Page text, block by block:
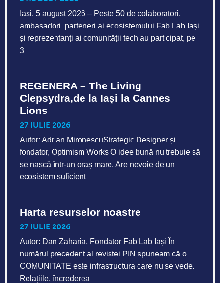
Iași, 5 august 2026 – Peste 50 de colaboratori,
ambasadori, parteneri ai ecosistemului Fab Lab Iași
și reprezentanți ai comunității tech au participat, pe
3
REGENERA – The Living
Clepsydra,de la Iași la Cannes
Lions
27 IULIE 2026
Autor: Adrian MironescuStrategic Designer și
fondator, Optimism Works O idee bună nu trebuie să
se nască într-un oraș mare. Are nevoie de un
ecosistem suficient
Harta resurselor noastre
27 IULIE 2026
Autor: Dan Zaharia, Fondator Fab Lab Iași În
numărul precedent al revistei PIN spuneam că o
COMUNITATE este infrastructura care nu se vede.
Relațiile, încrederea